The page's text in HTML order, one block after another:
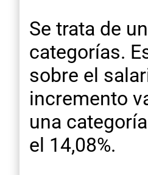
Se trata de
categorías.
sobre el
incremento
una
el 14,08%.